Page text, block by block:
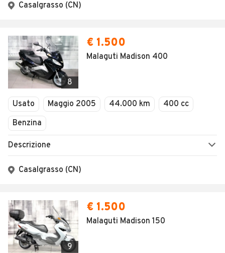
Casalgrasso (CN)
8
€ 1.500
Malaguti Madison 400
Usato Maggio 2005 44.000 km
400 cc
Benzina
Descrizione
Casalgrasso (CN)
9
€ 1.500
Malaguti Madison 150